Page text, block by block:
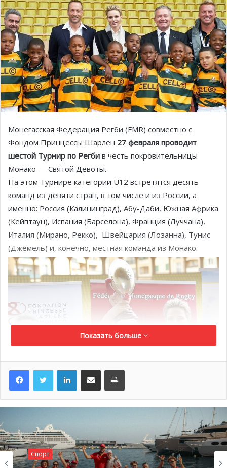
Монегасская Федерация Регби (FMR) совместно с
Фондом Принцессы Шарлен 27 февраля проводит
шестой Турнир по Регби в честь покровительницы
Монако — Святой Девоты.
На этом Турнире категории U12 встретятся десять
команд из девяти стран, в том числе и из России, а
именно: Россия (Калининград), Абу-Даби, Южная Африка
(Кейптаун), Испания (Барселона), Франция (Луччана),
Италия (Мирано, Рекко), Швейцария (Лозанна), Тунис
(Джемель) и, конечно, местная команда из Монако.
Вход на мероприятие свободный, и организаторы
приглашают вас на
стадион Людовика II, чтобы
провести целый незабываемый день, полностью
окунувшись в атмосферу спорта. В
Показать больше
LinkedInПоделиться по электронной почте Распечатать
Спорт